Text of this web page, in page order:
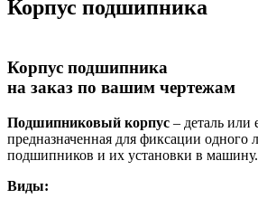
Корпус подшипника
Корпус подшипника
на заказ по вашим чертежам
Подшипниковый корпус – деталь или
предназначенная для фиксации одного
подшипников и их установки в машину.
Виды: